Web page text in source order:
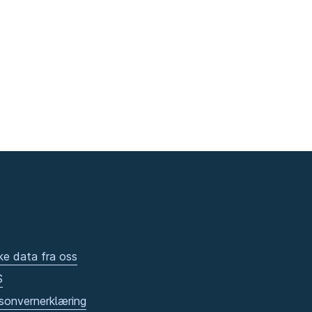
data fra oss